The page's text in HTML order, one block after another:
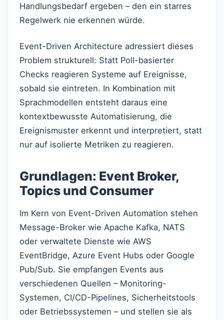
Handlungsbedarf ergeben – den ein starres
Regelwerk nie erkennen würde.
Event-Driven Architecture adressiert dieses
Problem strukturell: Statt Poll-basierter
Checks reagieren Systeme auf Ereignisse,
sobald sie eintreten. In Kombination mit
Sprachmodellen entsteht daraus eine
kontextbewusste Automatisierung, die
Ereignismuster erkennt und interpretiert, statt
nur auf isolierte Metriken zu reagieren.
Grundlagen: Event Broker,
Topics und Consumer
Im Kern von Event-Driven Automation stehen
Message-Broker wie Apache Kafka, NATS
oder verwaltete Dienste wie AWS
EventBridge, Azure Event Hubs oder Google
Pub/Sub. Sie empfangen Events aus
verschiedenen Quellen – Monitoring-
Systemen, CI/CD-Pipelines, Sicherheitstools
oder Betriebssystemen – und stellen sie als